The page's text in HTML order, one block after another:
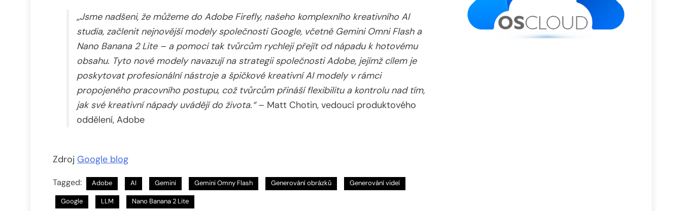
„Jsme nadšeni, že můžeme do Adobe Firefly, našeho komplexního kreativního AI
studia, začlenit nejnovější modely společnosti Google, včetně Gemini Omni Flash a
Nano Banana 2 Lite – a pomoci tak tvůrcům rychleji přejít od nápadu k hotovému
obsahu. Tyto nové modely navazují na strategii společnosti Adobe, jejímž cílem je
poskytovat profesionální nástroje a špičkové kreativní AI modely v rámci
propojeného pracovního postupu, což tvůrcům přináší flexibilitu a kontrolu nad tím,
jak své kreativní nápady uvádějí do života.“– Matt Chotin, vedoucí produktového
oddělení, Adobe
Zdroj Google blog
Tagged: Adobe AI Gemini Gemini Omny Flash Generování obrázků Generování videí
Google LLM Nano Banana 2 Lite